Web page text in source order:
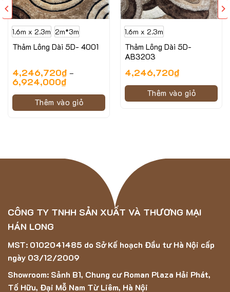
1.6m x 2.3m 2m*3m
Thảm Lông Dài 5D- 4001
4,246,720₫–
6,924,000₫
Thêm vào giỏ
1.6m x 2.3m
Thảm Lông Dài 5D-
AB3203
4,246,720₫
Thêm vào giỏ
CÔNG TY TNHH SẢN XUẤT VÀ THƯƠNG MẠI
HÁN LONG
MST: 0102041485 do Sở Kế hoạch Đầu tư Hà Nội cấp
ngày 03/12/2009
Showroom: Sảnh B1, Chung cư Roman Plaza Hải Phát,
Tố Hữu, Đại Mỗ Nam Từ Liêm, Hà Nội